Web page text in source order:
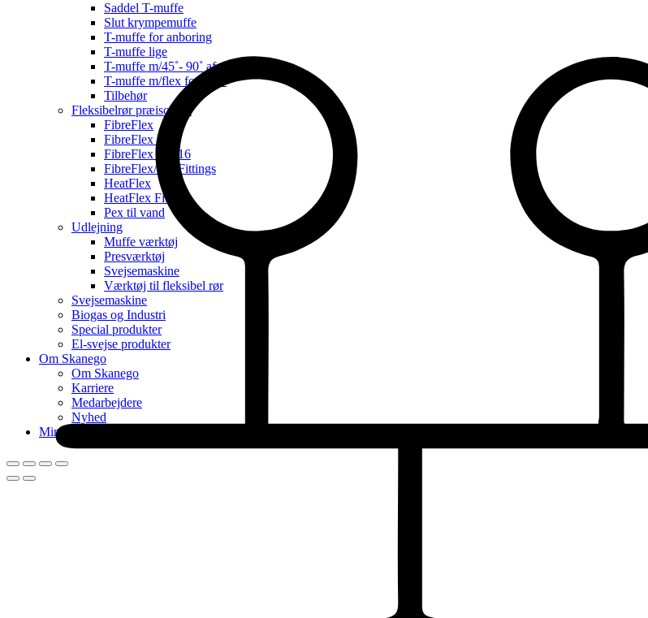
Saddel T-muffe
Slut krympemuffe
T-muffe for anboring
T-muffe lige
T-muffe m/45˚- 90˚ afg.
T-muffe m/flex for svøb
Tilbehør
Fleksibelrør præisoleret
FibreFlex
FibreFlex Pro
FibreFlex Pro 16
FibreFlex/Pro Fittings
HeatFlex
HeatFlex Fittings
Pex til vand
Udlejning
Muffe værktøj
Presværktøj
Svejsemaskine
Værktøj til fleksibel rør
Svejsemaskine
Biogas og Industri
Special produkter
El-svejse produkter
Om Skanego
Om Skanego
Karriere
Medarbejdere
Nyhed
Min konto